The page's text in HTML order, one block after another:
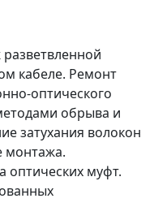
кабеле. Ремонт
оптического
обрыва и
затухания волокон
монтажа.
оптических муфт.